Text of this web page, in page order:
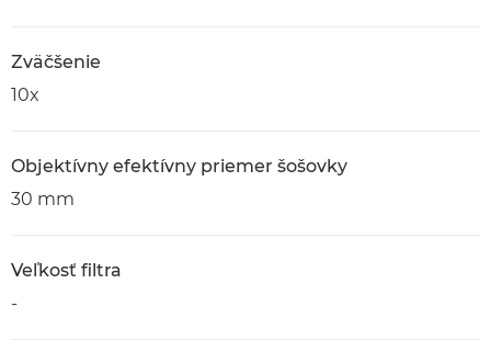
Zväčšenie
10x
Objektívny efektívny priemer šošovky
30 mm
Veľkosť filtra
-